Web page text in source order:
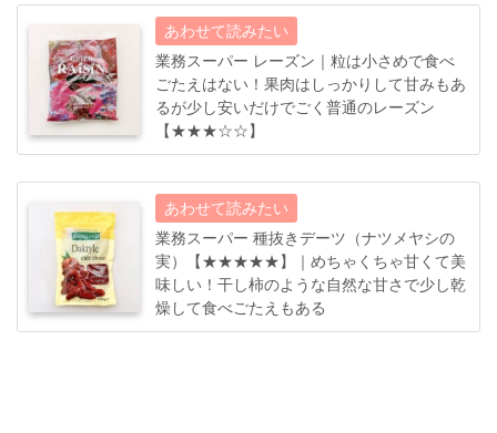
業務スーパー レーズン｜粒は小さめで食べ
ごたえはない！果肉はしっかりして甘みもあ
るが少し安いだけでごく普通のレーズン
【★★★☆☆】
業務スーパー 種抜きデーツ（ナツメヤシの
実）【★★★★★】｜めちゃくちゃ甘くて美
味しい！干し柿のような自然な甘さで少し乾
燥して食べごたえもある